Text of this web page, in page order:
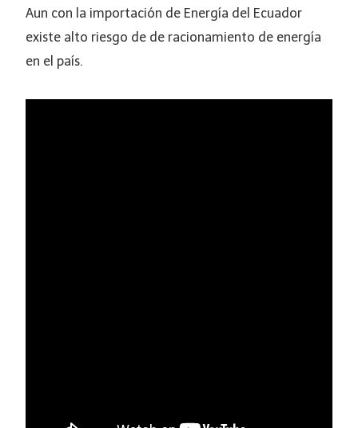
Aun con la importación de Energía del Ecuador
existe alto riesgo de de racionamiento de energía
en el país.